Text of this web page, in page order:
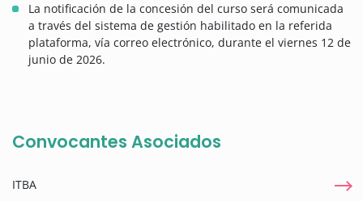
La notificación de la concesión del curso será comunicada
a través del sistema de gestión habilitado en la referida
plataforma, vía correo electrónico, durante el viernes 12 de
junio de 2026.
Convocantes Asociados
ITBA